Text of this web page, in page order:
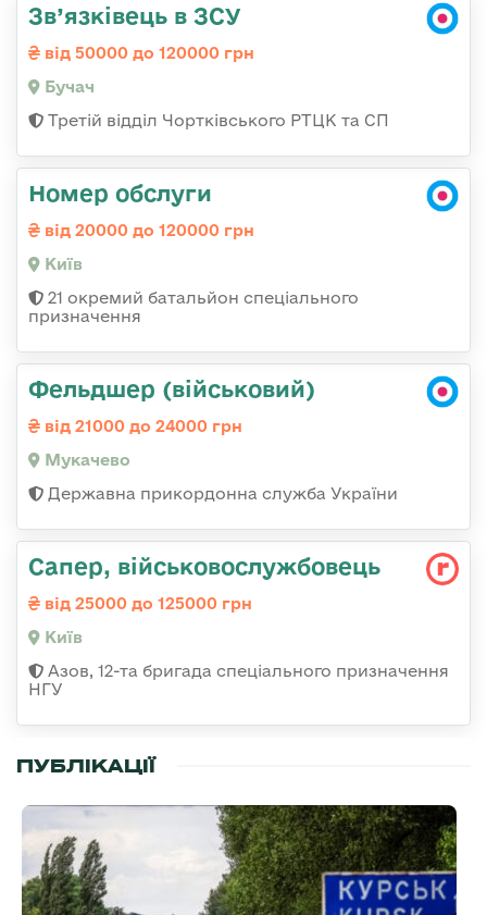
Зв’язківець в ЗСУ
від 50000 до 120000 грн
Бучач
Третій відділ Чортківського РТЦК та СП
Номер обслуги
від 20000 до 120000 грн
Київ
21 окремий батальйон спеціального
призначення
Фельдшер (військовий)
від 21000 до 24000 грн
Мукачево
Державна прикордонна служба України
Сапер, військовослужбовець
від 25000 до 125000 грн
Київ
Азов, 12-та бригада спеціального призначення
НГУ
ПУБЛІКАЦІЇ